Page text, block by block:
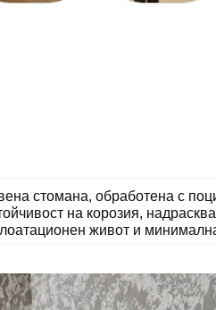
стомана, обработена с
на корозия,
живот и